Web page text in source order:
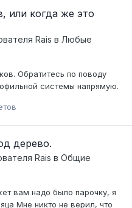
или когда же это
Rais в Любые
Обратитесь по поводу
системы напрямую.
дерево.
Rais в Общие
вам надо было парочку, я
Мне никто не верил, что